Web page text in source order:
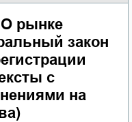
рынке
закон
с
на